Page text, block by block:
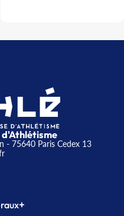
d'Athlétisme
- 75640 Paris Cedex 13
+